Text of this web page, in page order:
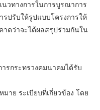
นวทางการในการบูรณาการ
ปรับให้รูปแบบโครงการให้
ดว่าจะได้ผลสรุปร่วมกันใน
รกระทรวงคมนาคมได้รับ
าย ระเบียบที่เกี่ยวข้อง โดย